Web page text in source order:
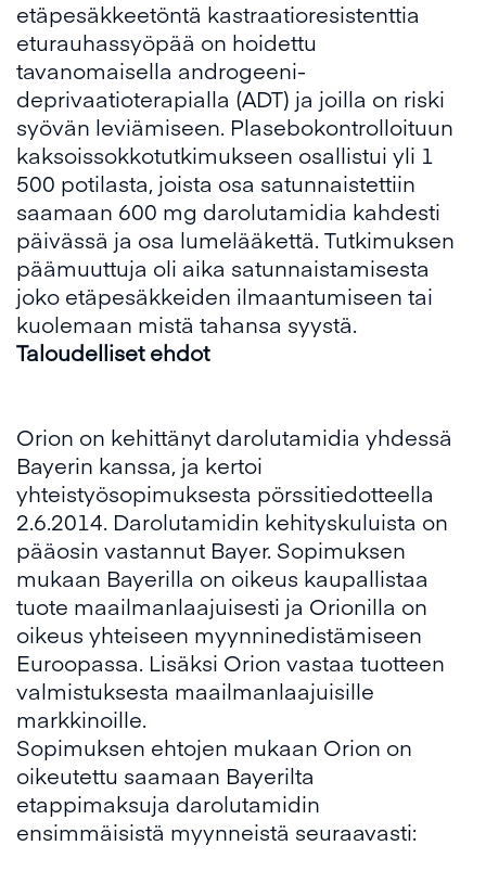
etäpesäkkeetöntä kastraatioresistenttia
eturauhassyöpää on hoidettu
tavanomaisella androgeeni-
deprivaatioterapialla (ADT) ja joilla on riski
syövän leviämiseen. Plasebokontrolloituun
kaksoissokkotutkimukseen osallistui yli 1
500 potilasta, joista osa satunnaistettiin
saamaan 600 mg darolutamidia kahdesti
päivässä ja osa lumelääkettä. Tutkimuksen
päämuuttuja oli aika satunnaistamisesta
joko etäpesäkkeiden ilmaantumiseen tai
kuolemaan mistä tahansa syystä.
Taloudelliset ehdot
Orion on kehittänyt darolutamidia yhdessä
Bayerin kanssa, ja kertoi
yhteistyösopimuksesta pörssitiedotteella
2.6.2014. Darolutamidin kehityskuluista on
pääosin vastannut Bayer. Sopimuksen
mukaan Bayerilla on oikeus kaupallistaa
tuote maailmanlaajuisesti ja Orionilla on
oikeus yhteiseen myynninedistämiseen
Euroopassa. Lisäksi Orion vastaa tuotteen
valmistuksesta maailmanlaajuisille
markkinoille.
Sopimuksen ehtojen mukaan Orion on
oikeutettu saamaan Bayerilta
etappimaksuja darolutamidin
ensimmäisistä myynneistä seuraavasti: